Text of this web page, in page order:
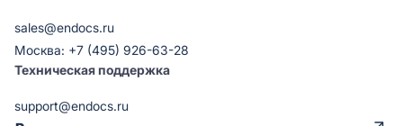
sales@endocs.ru
Москва: +7 (495) 926-63-28
Техническая поддержка
support@endocs.ru